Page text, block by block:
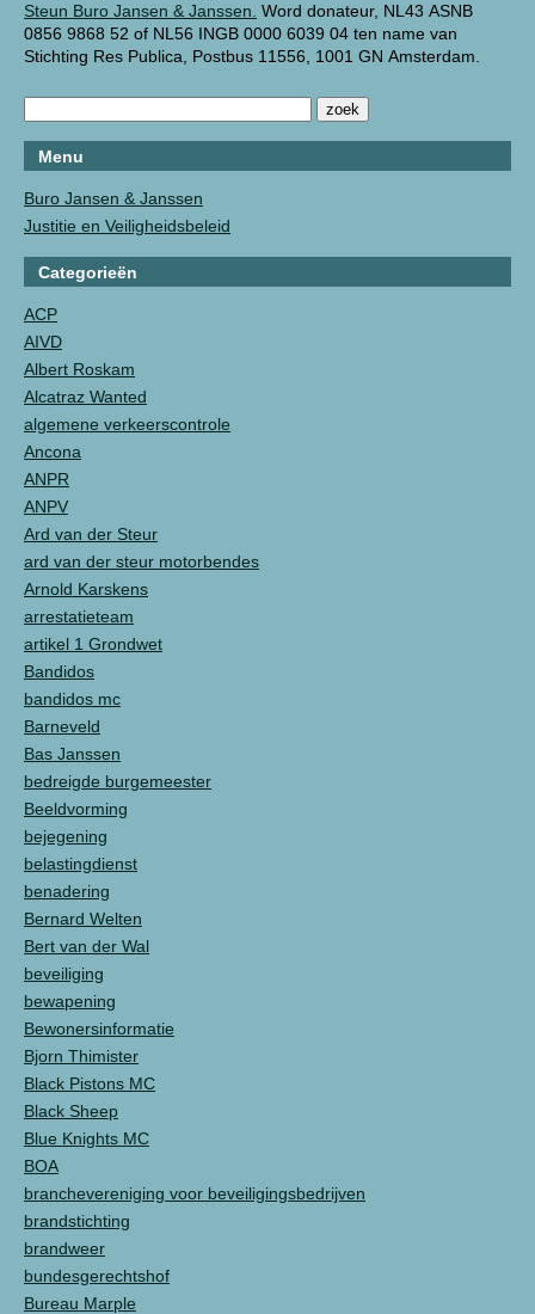
Steun Buro Jansen & Janssen. Word donateur, NL43 ASNB
0856 9868 52 of NL56 INGB 0000 6039 04 ten name van
Stichting Res Publica, Postbus 11556, 1001 GN Amsterdam.
Menu
Buro Jansen & Janssen
Justitie en Veiligheidsbeleid
Categorieën
ACP
AIVD
Albert Roskam
Alcatraz Wanted
algemene verkeerscontrole
Ancona
ANPR
ANPV
Ard van der Steur
ard van der steur motorbendes
Arnold Karskens
arrestatieteam
artikel 1 Grondwet
Bandidos
bandidos mc
Barneveld
Bas Janssen
bedreigde burgemeester
Beeldvorming
bejegening
belastingdienst
benadering
Bernard Welten
Bert van der Wal
beveiliging
bewapening
Bewonersinformatie
Bjorn Thimister
Black Pistons MC
Black Sheep
Blue Knights MC
BOA
branchevereniging voor beveiligingsbedrijven
brandstichting
brandweer
bundesgerechtshof
Bureau Marple